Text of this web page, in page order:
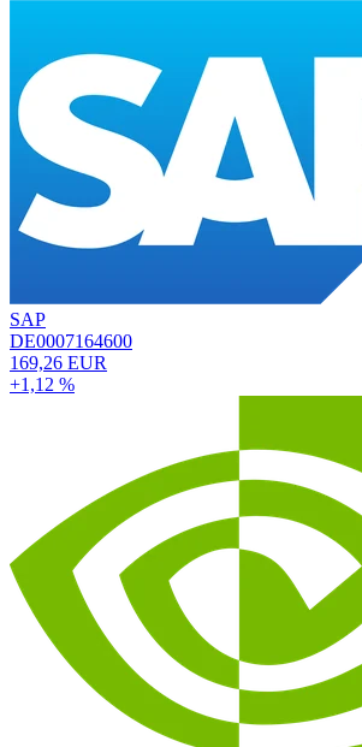
SAP
DE0007164600
169,26 EUR
+1,12 %